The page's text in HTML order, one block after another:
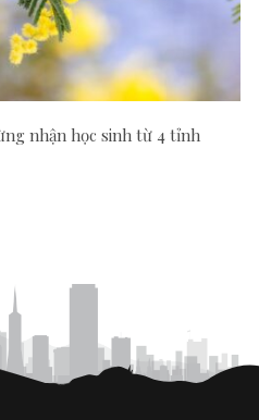
nhận học sinh từ 4 tỉnh